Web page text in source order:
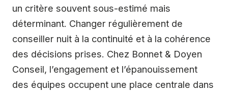
un critère souvent sous-estimé mais
déterminant. Changer régulièrement de
conseiller nuit à la continuité et à la cohérence
des décisions prises. Chez Bonnet & Doyen
Conseil, l’engagement et l’épanouissement
des équipes occupent une place centrale dans